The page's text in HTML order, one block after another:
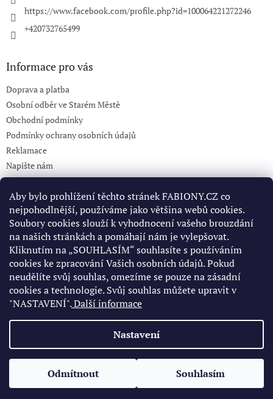
Aby bylo prohlížení těchto stránek FABIONY.CZ co
nejpohodlnější, používáme jako většina webů cookies.
Soubory cookies slouží k vyhodnocení vašeho brouzdání
na našich stránkách a pomáhají nám je vylepšovat.
Kliknutím na „SOUHLASÍM“ souhlasíte s používáním
cookies ke zpracování Vašich osobních údajů. Pokud
neudělíte svůj souhlas, omezíme se pouze na zásadní
cookies a technologie. Svůj souhlas můžete upravit v
"NASTAVENÍ".Další informace
Nastavení
Odmítnout Souhlasím
https://www.facebook.com/profile.php?id=100064221272246
+420732765499
Informace pro vás
Doprava a platba
Osobní odběr ve Starém Městě
Obchodní podmínky
Podmínky ochrany osobních údajů
Reklamace
Napište nám
KONTAKT 732765499
Pinterest
Facebook
Vytvořil Shoptet
Copyright 2026fabiony.cz . Všechna práva vyhrazena.